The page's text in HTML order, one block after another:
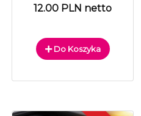
12.00 PLN netto
Do Koszyka